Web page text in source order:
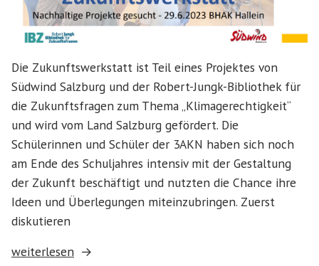
Die Zukunftswerkstatt ist Teil eines Projektes von
Südwind Salzburg und der Robert-Jungk-Bibliothek für
die Zukunftsfragen zum Thema „Klimagerechtigkeit“
und wird vom Land Salzburg gefördert. Die
Schülerinnen und Schüler der 3AKN haben sich noch
am Ende des Schuljahres intensiv mit der Gestaltung
der Zukunft beschäftigt und nutzten die Chance ihre
Ideen und Überlegungen miteinzubringen. Zuerst
diskutieren
„Die
weiterlesen